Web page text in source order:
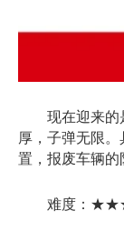
现在迎来的是
厚，子弹无限
置，报废车辆的
难度：